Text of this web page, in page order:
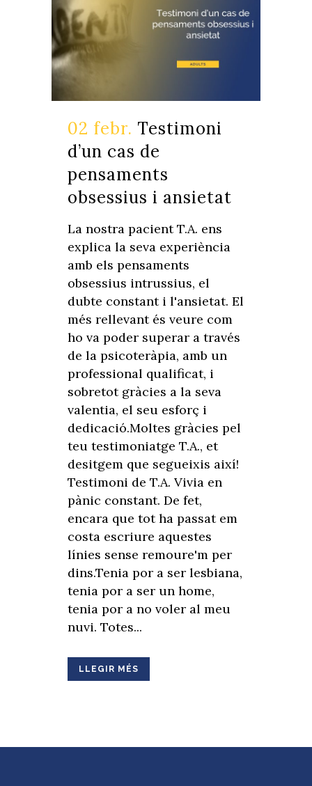
02 febr. Testimoni
d’un cas de
pensaments
obsessius i ansietat
La nostra pacient T.A. ens
explica la seva experiència
amb els pensaments
obsessius intrussius, el
dubte constant i l'ansietat. El
més rellevant és veure com
ho va poder superar a través
de la psicoteràpia, amb un
professional qualificat, i
sobretot gràcies a la seva
valentia, el seu esforç i
dedicació.Moltes gràcies pel
teu testimoniatge T.A., et
desitgem que segueixis així!
Testimoni de T.A. Vivia en
pànic constant. De fet,
encara que tot ha passat em
costa escriure aquestes
línies sense remoure'm per
dins.Tenia por a ser lesbiana,
tenia por a ser un home,
tenia por a no voler al meu
nuvi. Totes...
LLEGIR MÉS